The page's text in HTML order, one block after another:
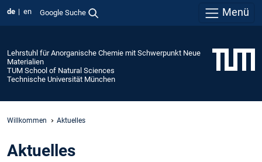
de en Google Suche Menü
Lehrstuhl für Anorganische Chemie mit Schwerpunkt Neue
Materialien
TUM School of Natural Sciences
Technische Universität München
Willkommen Aktuelles
Aktuelles